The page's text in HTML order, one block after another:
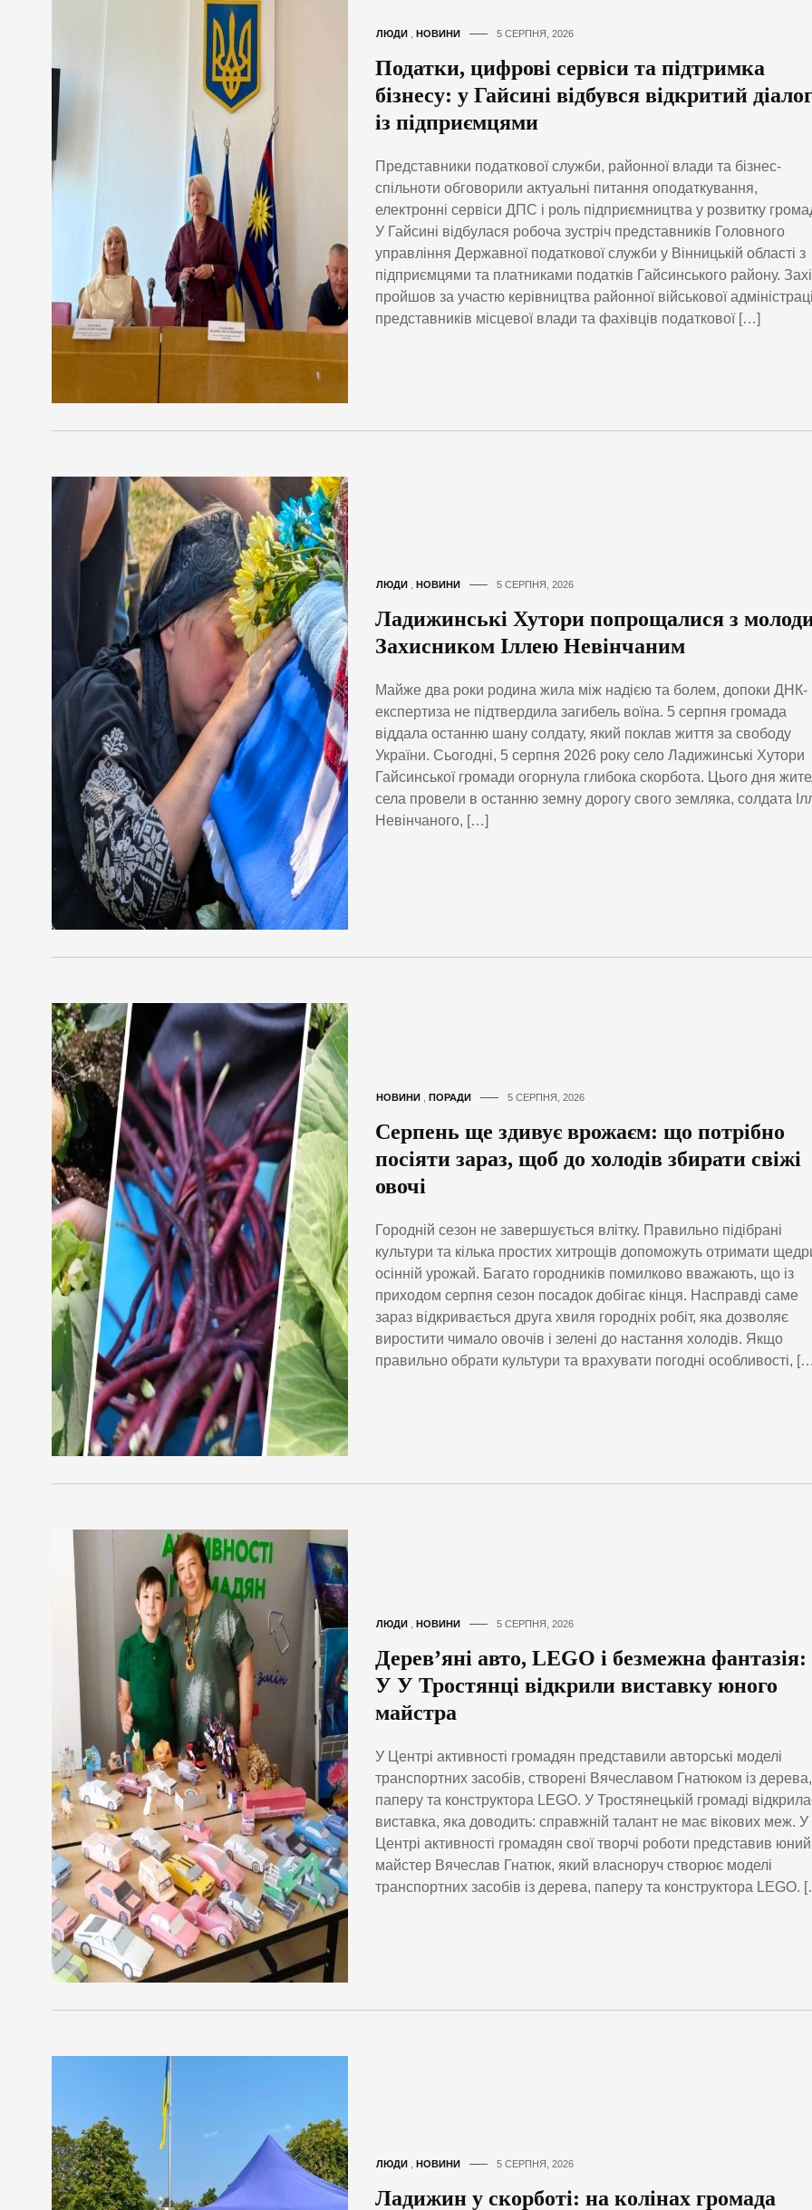
ЛЮДИ НОВИНИ 5 СЕРПНЯ, 2026
Податки, цифрові сервіси та підтримка
бізнесу: у Гайсині відбувся відкритий
із підприємцями
Представники податкової служби, районної влади та бізнес-
спільноти обговорили актуальні питання оподаткування,
електронні сервіси ДПС і роль підприємництва у розвитку
У Гайсині відбулася робоча зустріч представників Головного
управління Державної податкової служби у Вінницькій області з
підприємцями та платниками податків Гайсинського району.
пройшов за участю керівництва районної військової
представників місцевої влади та фахівців податкової […]
ЛЮДИ НОВИНИ 5 СЕРПНЯ, 2026
Ладижинські Хутори попрощалися з
Захисником Іллею Невінчаним
Майже два роки родина жила між надією та болем, допоки ДНК-
експертиза не підтвердила загибель воїна. 5 серпня громада
віддала останню шану солдату, який поклав життя за свободу
України. Сьогодні, 5 серпня 2026 року село Ладижинські Хутори
Гайсинської громади огорнула глибока скорбота. Цього дня
села провели в останню земну дорогу свого земляка, солдата
Невінчаного, […]
НОВИНИ ПОРАДИ 5 СЕРПНЯ, 2026
Серпень ще здивує врожаєм: що потрібно
посіяти зараз, щоб до холодів збирати свіжі
овочі
Городній сезон не завершується влітку. Правильно підібрані
культури та кілька простих хитрощів допоможуть отримати
осінній урожай. Багато городників помилково вважають, що із
приходом серпня сезон посадок добігає кінця. Насправді саме
зараз відкривається друга хвиля городніх робіт, яка дозволяє
виростити чимало овочів і зелені до настання холодів. Якщо
правильно обрати культури та врахувати погодні особливості,
ЛЮДИ НОВИНИ 5 СЕРПНЯ, 2026
Дерев’яні авто, LEGO і безмежна фантазія:
У У Тростянці відкрили виставку юного
майстра
У Центрі активності громадян представили авторські моделі
транспортних засобів, створені Вячеславом Гнатюком із дерева,
паперу та конструктора LEGO. У Тростянецькій громаді
виставка, яка доводить: справжній талант не має вікових меж. У
Центрі активності громадян свої творчі роботи представив юний
майстер Вячеслав Гнатюк, який власноруч створює моделі
транспортних засобів із дерева, паперу та конструктора LEGO.
ЛЮДИ НОВИНИ 5 СЕРПНЯ, 2026
Ладижин у скорботі: на колінах громада